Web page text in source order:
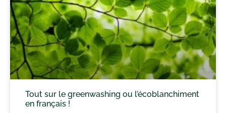
Tout sur le greenwashing ou l’écoblanchiment
en français !